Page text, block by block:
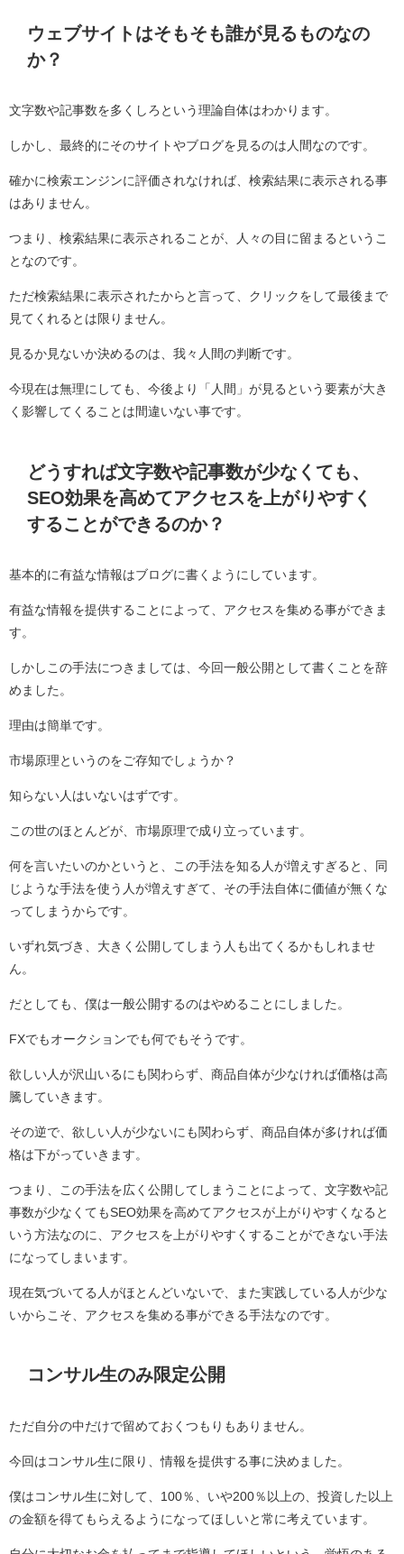
ウェブサイトはそもそも誰が見るものなの
か？
文字数や記事数を多くしろという理論自体はわかります。
しかし、最終的にそのサイトやブログを見るのは人間なのです。
確かに検索エンジンに評価されなければ、検索結果に表示される事
はありません。
つまり、検索結果に表示されることが、人々の目に留まるというこ
となのです。
ただ検索結果に表示されたからと言って、クリックをして最後まで
見てくれるとは限りません。
見るか見ないか決めるのは、我々人間の判断です。
今現在は無理にしても、今後より「人間」が見るという要素が大き
く影響してくることは間違いない事です。
どうすれば文字数や記事数が少なくても、
SEO効果を高めてアクセスを上がりやすく
することができるのか？
基本的に有益な情報はブログに書くようにしています。
有益な情報を提供することによって、アクセスを集める事ができま
す。
しかしこの手法につきましては、今回一般公開として書くことを辞
めました。
理由は簡単です。
市場原理というのをご存知でしょうか？
知らない人はいないはずです。
この世のほとんどが、市場原理で成り立っています。
何を言いたいのかというと、この手法を知る人が増えすぎると、同
じような手法を使う人が増えすぎて、その手法自体に価値が無くな
ってしまうからです。
いずれ気づき、大きく公開してしまう人も出てくるかもしれませ
ん。
だとしても、僕は一般公開するのはやめることにしました。
FXでもオークションでも何でもそうです。
欲しい人が沢山いるにも関わらず、商品自体が少なければ価格は高
騰していきます。
その逆で、欲しい人が少ないにも関わらず、商品自体が多ければ価
格は下がっていきます。
つまり、この手法を広く公開してしまうことによって、文字数や記
事数が少なくてもSEO効果を高めてアクセスが上がりやすくなると
いう方法なのに、アクセスを上がりやすくすることができない手法
になってしまいます。
現在気づいてる人がほとんどいないで、また実践している人が少な
いからこそ、アクセスを集める事ができる手法なのです。
コンサル生のみ限定公開
ただ自分の中だけで留めておくつもりもありません。
今回はコンサル生に限り、情報を提供する事に決めました。
僕はコンサル生に対して、100％、いや200％以上の、投資した以上
の金額を得てもらえるようになってほしいと常に考えています。